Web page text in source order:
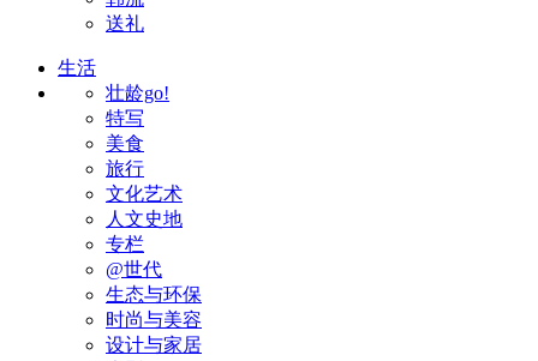
送礼
生活
壮龄go!
特写
美食
旅行
文化艺术
人文史地
专栏
@世代
生态与环保
时尚与美容
设计与家居